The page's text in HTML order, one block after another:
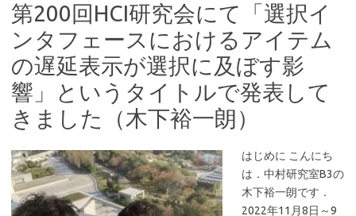
第200回HCI研究会にて「選択イ
ンタフェースにおけるアイテム
の遅延表示が選択に及ぼす影
響」というタイトルで発表して
きました（木下裕一朗）
はじめに こんにち
は．中村研究室B3の
木下裕一朗です．
2022年11月8日～9